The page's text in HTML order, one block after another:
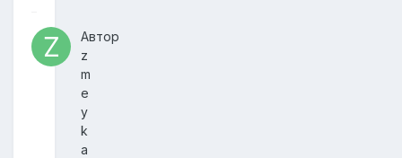
Автор
z
m
e
y
k
a